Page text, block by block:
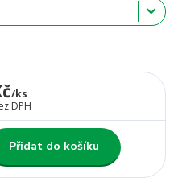
/ks
DPH
Přidat do košíku